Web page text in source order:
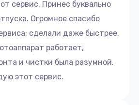
сервис. Принес буквально
Огромное спасибо
сделали даже быстрее,
работает,
и чистки была разумной.
этот сервис.